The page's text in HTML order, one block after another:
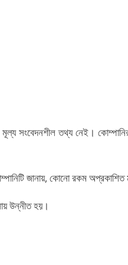
সংবেদনশীল তথ্য নেই।
জানায়, কোনো রকম
উন্নীত হয়।